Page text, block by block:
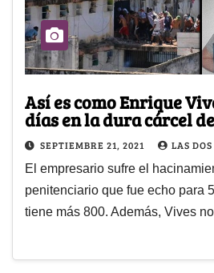
Así es como Enrique
días en la dura cárcel
SEPTIEMBRE 21, 2021 LAS
El empresario sufre el
penitenciario que fue echo para
tiene más 800. Además, Vives